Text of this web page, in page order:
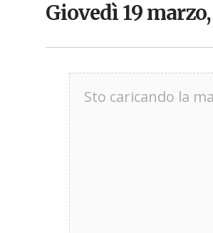
Giovedì 19 marzo,
Sto caricando la